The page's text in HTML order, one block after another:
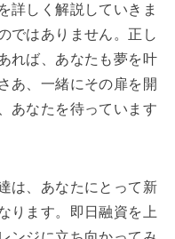
詳しく解説していきま
ではありません。正し
れば、あなたも夢を叶
あ、一緒にその扉を開
あなたを待っています
は、あなたにとって新
ります。即日融資を上